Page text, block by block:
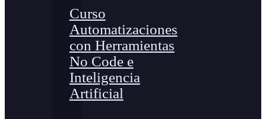
Curso
Automatizaciones
con Herramientas
No Code e
Inteligencia
Artificial